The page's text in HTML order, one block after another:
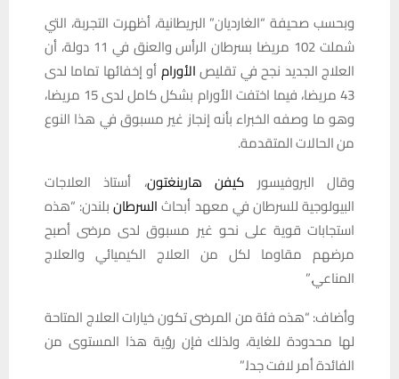
وبحسب صحيفة “الغارديان” البريطانية، أظهرت التجربة، التي
شملت 102 مريضا بسرطان الرأس والعنق في 11 دولة، أن
العلاج الجديد نجح في تقليصالأورامأو إخفائها تماما لدى
43 مريضا، فيما اختفت الأورام بشكل كامل لدى 15 مريضا،
وهو ما وصفه الخبراء بأنه إنجاز غير مسبوق في هذا النوع
من الحالات المتقدمة.
وقال البروفيسور كيفن هارينغتون، أستاذ العلاجات
البيولوجية للسرطان في معهد أبحاثالسرطانبلندن: “هذه
استجابات قوية على نحو غير مسبوق لدى مرضى أصبح
مرضهم مقاوما لكل من العلاج الكيميائي والعلاج
المناعي.”
وأضاف: “هذه فئة من المرضى تكون خيارات العلاج المتاحة
لها محدودة للغاية، ولذلك فإن رؤية هذا المستوى من
الفائدة أمر لافت جدا.”